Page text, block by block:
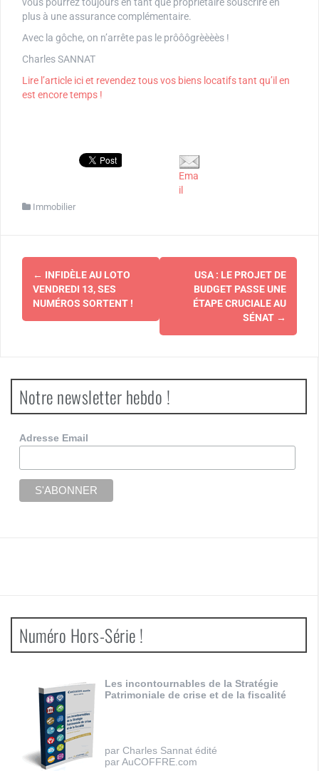
vous pourrez toujours en tant que propriétaire souscrire en
plus à une assurance complémentaire.
Avec la gôche, on n’arrête pas le prôôôgrèèèès !
Charles SANNAT
Lire l’article ici et revendez tous vos biens locatifs tant qu’il en
est encore temps !
Ema
il
Immobilier
Navigation
d'article
← INFIDÈLE AU LOTO
VENDREDI 13, SES
NUMÉROS SORTENT !
USA : LE PROJET DE
BUDGET PASSE UNE
ÉTAPE CRUCIALE AU
SÉNAT →
Notre newsletter hebdo !
Adresse Email
Numéro Hors-Série !
Les incontournables de la Stratégie
Patrimoniale de crise et de la fiscalité
par Charles Sannat édité
par AuCOFFRE.com